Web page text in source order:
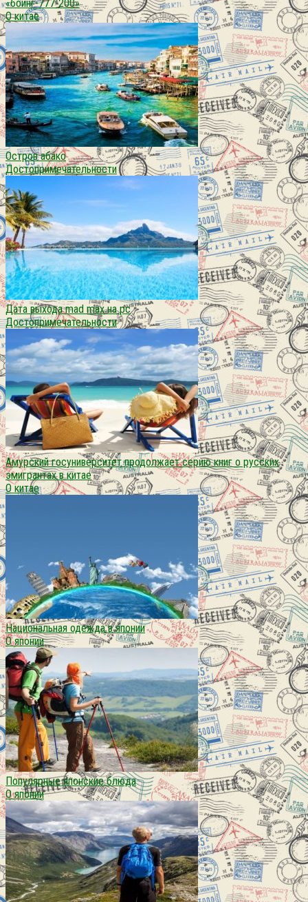
«боинг-777-200»
О китае
Остров абако
Достопримечательности
Дата выхода mad max на pc
Достопримечательности
Амурский госуниверситет продолжает серию книг о русских
эмигрантах в китае
О китае
Национальная одежда в японии
О японии
Популярные японские блюда
О японии